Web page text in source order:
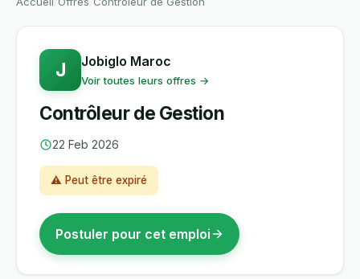
J Jobiglo Maroc
Voir toutes leurs offres →
Contrôleur de Gestion
22 Feb 2026
⚠ Peut être expiré
Postuler pour cet emploi